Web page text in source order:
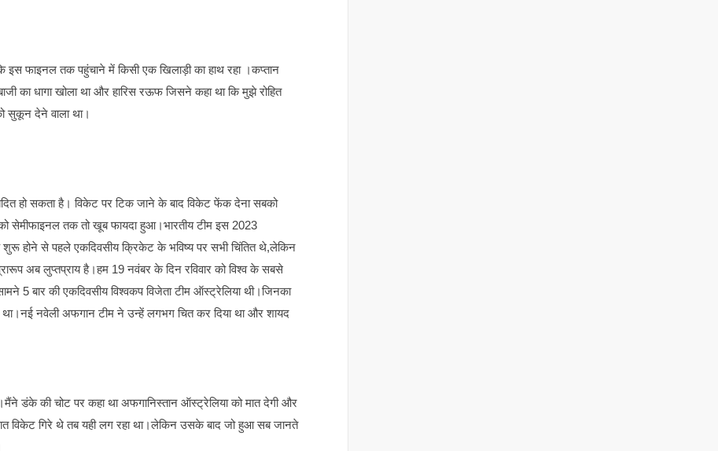
इस फाइनल तक पहुंचाने में किसी एक खिलाड़ी का हाथ रहा ।कप्तान
का धागा खोला था और हारिस रऊफ जिसने कहा था कि मुझे रोहित
सुकून देने वाला था।
हो सकता है। विकेट पर टिक जाने के बाद विकेट फेंक देना सबको
सेमीफाइनल तक तो खूब फायदा हुआ।भारतीय टीम इस 2023
शुरू होने से पहले एकदिवसीय क्रिकेट के भविष्य पर सभी चिंतित थे,लेकिन
अब लुप्तप्राय है।हम 19 नवंबर के दिन रविवार को विश्व के सबसे
5 बार की एकदिवसीय विश्वकप विजेता टीम ऑस्ट्रेलिया थी।जिनका
नवेली अफगान टीम ने उन्हें लगभग चित कर दिया था और शायद
डंके की चोट पर कहा था अफगानिस्तान ऑस्ट्रेलिया को मात देगी और
विकेट गिरे थे तब यही लग रहा था।लेकिन उसके बाद जो हुआ सब जानते